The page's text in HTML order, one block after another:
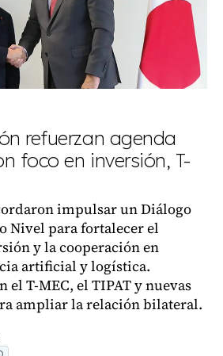
refuerzan agenda
foco en inversión, T-
impulsar un Diálogo
Nivel para fortalecer el
y la cooperación en
artificial y logística.
el T-MEC, el TIPAT y nuevas
ampliar la relación bilateral.